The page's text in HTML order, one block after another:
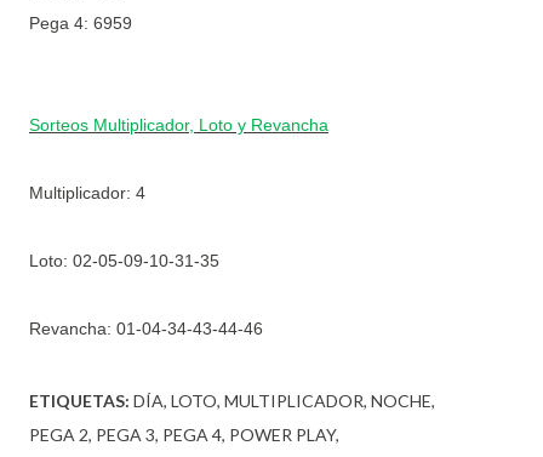
Pega 4: 6959
Sorteos Multiplicador, Loto y Revancha
Multiplicador: 4
Loto: 02-05-09-10-31-35
Revancha: 01-04-34-43-44-46
ETIQUETAS: DÍA LOTO MULTIPLICADOR NOCHE
PEGA 2 PEGA 3 PEGA 4 POWER PLAY